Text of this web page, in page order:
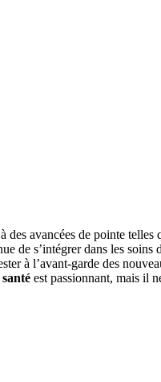
des avancées de pointe
s’intégrer dans les
à l’avant-garde des
est passionnant, mais il